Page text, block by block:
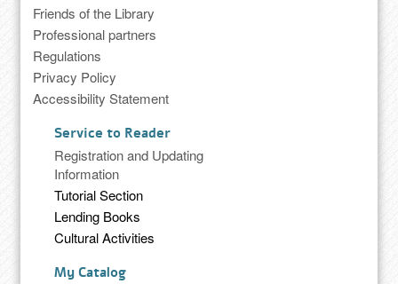
Friends of the Library
Professional partners
Regulations
Privacy Policy
Accessibility Statement
Service to Reader
Registration and Updating
Information
Tutorial Section
Lending Books
Cultural Activities
My Catalog